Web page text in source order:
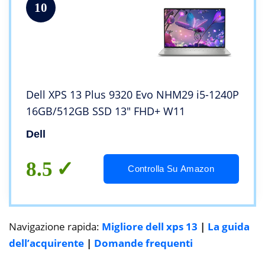
10
Dell XPS 13 Plus 9320 Evo NHM29 i5-1240P
16GB/512GB SSD 13″ FHD+ W11
Dell
8.5 Controlla Su Amazon
Navigazione rapida: Migliore dell xps 13 | La guida
dell’acquirente | Domande frequenti